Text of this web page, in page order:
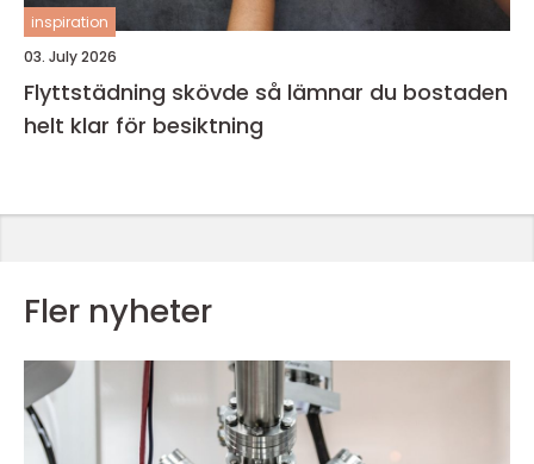
inspiration
03. July 2026
Flyttstädning skövde så lämnar du bostaden
helt klar för besiktning
Fler nyheter